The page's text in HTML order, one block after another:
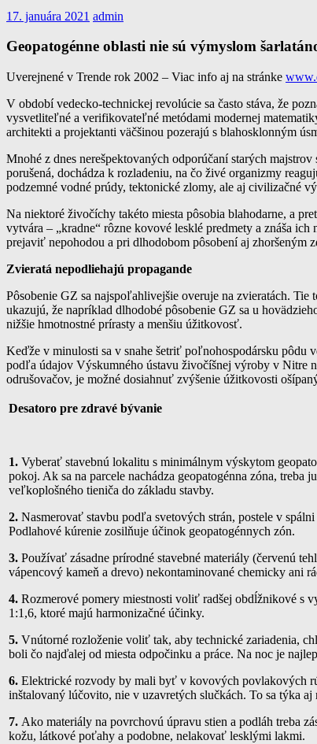
17. januára 2021 admin
Geopatogénne oblasti nie sú výmyslom
Uverejnené v Trende rok 2002 – Viac info aj na stránke
V období vedecko-technickej revolúcie sa často stáva, že
vysvetliteľné a verifikovateľné metódami modernej
architekti a projektanti väčšinou pozerajú s blahosklonným
Mnohé z dnes nerešpektovaných odporúčaní starých
porušená, dochádza k rozladeniu, na čo živé organizmy
podzemné vodné prúdy, tektonické zlomy, ale aj civilizačné
Na niektoré živočíchy takéto miesta pôsobia blahodarne, a
vytvára – „kradne“ rôzne kovové lesklé predmety a znáša
prejaviť nepohodou a pri dlhodobom pôsobení aj zhoršeným
Zvieratá nepodliehajú propagande
Pôsobenie GZ sa najspoľahlivejšie overuje na zvieratách.
ukazujú, že napríklad dlhodobé pôsobenie GZ sa u
nižšie hmotnostné prírasty a menšiu úžitkovosť.
Keďže v minulosti sa v snahe šetriť poľnohospodársku pôdu
podľa údajov Výskumného ústavu živočíšnej výroby v Nitre
odrušovačov, je možné dosiahnuť zvýšenie úžitkovosti
Desatoro pre zdravé bývanie
1. Vyberať stavebnú lokalitu s minimálnym výskytom
pokoj. Ak sa na parcele nachádza geopatogénna zóna, treba
veľkoplošného tieniča do základu stavby.
2. Nasmerovať stavbu podľa svetových strán, postele v
Podlahové kúrenie zosilňuje účinok geopatogénnych zón.
3. Používať zásadne prírodné stavebné materiály (červenú
vápencový kameň a drevo) nekontaminované chemicky ani
4. Rozmerové pomery miestnosti voliť radšej obdĺžnikové s
1:1,6, ktoré majú harmonizačné účinky.
5. Vnútorné rozloženie voliť tak, aby technické zariadenia,
boli čo najďalej od miesta odpočinku a práce. Na noc je
6. Elektrické rozvody by mali byť v kovových povlakových
inštalovaný lúčovito, nie v uzavretých slučkách. To sa týka
7. Ako materiály na povrchovú úpravu stien a podláh treba
kožu, látkové poťahy a podobne, nelakovať lesklými lakmi.